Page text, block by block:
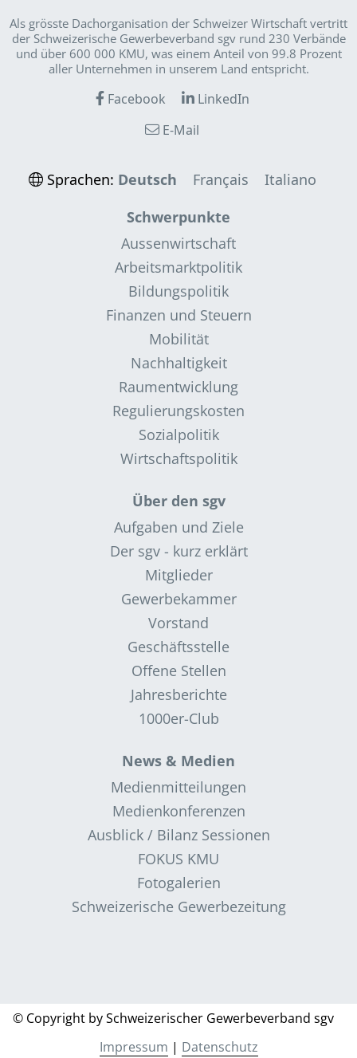
Als grösste Dachorganisation der Schweizer Wirt­schaft vertritt
der Schweizerische Gewerbeverband sgv rund 230 Verbände
und über 600 000 KMU, was einem Anteil von 99.8 Prozent
aller Unternehmen in unserem Land entspricht.
Facebook
LinkedIn
E-Mail
Sprachen: Deutsch Français
Italiano
Schwerpunkte
Aussenwirtschaft
Arbeitsmarktpolitik
Bildungspolitik
Finanzen und Steuern
Mobilität
Nachhaltigkeit
Raumentwicklung
Regulierungskosten
Sozialpolitik
Wirtschaftspolitik
Über den sgv
Aufgaben und Ziele
Der sgv - kurz erklärt
Mitglieder
Gewerbekammer
Vorstand
Geschäftsstelle
Offene Stellen
Jahresberichte
1000er-Club
News & Medien
Medienmitteilungen
Medienkonferenzen
Ausblick / Bilanz Sessionen
FOKUS KMU
Fotogalerien
Schweizerische Gewerbezeitung
© Copyright by Schweizerischer Gewerbeverband sgv
Impressum | Datenschutz